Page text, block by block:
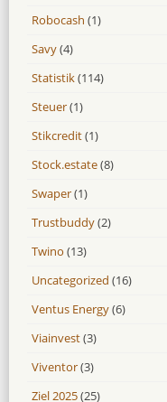
Robocash (1)
Savy(4)
Statistik(114)
Steuer(1)
Stikcredit(1)
Stock.estate(8)
Swaper(1)
Trustbuddy(2)
Twino (13)
Uncategorized (16)
Ventus Energy(6)
Viainvest(3)
Viventor(3)
Ziel 2025(25)